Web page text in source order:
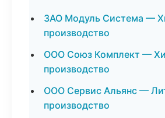
ЗАО Модуль Система —
производство
ООО Союз Комплект —
производство
ООО Сервис Альянс —
производство